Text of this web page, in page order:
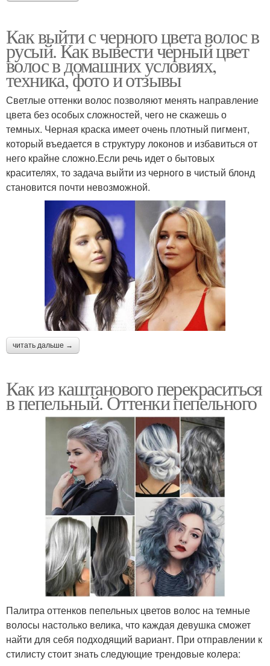
Как выйти с черного цвета волос в
русый. Как вывести черный цвет
волос в домашних условиях,
техника, фото и отзывы
Светлые оттенки волос позволяют менять направление
цвета без особых сложностей, чего не скажешь о
темных. Черная краска имеет очень плотный пигмент,
который въедается в структуру локонов и избавиться от
него крайне сложно.Если речь идет о бытовых
красителях, то задача выйти из черного в чистый блонд
становится почти невозможной.
читать дальше →
Как из каштанового перекраситься
в пепельный. Оттенки пепельного
Палитра оттенков пепельных цветов волос на темные
волосы настолько велика, что каждая девушка сможет
найти для себя подходящий вариант. При отправлении к
стилисту стоит знать следующие трендовые колера: